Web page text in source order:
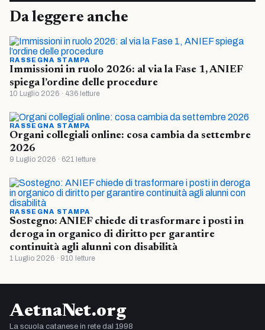
Da leggere anche
RASSEGNA STAMPA
Immissioni in ruolo 2026: al via la Fase 1, ANIEF
spiega l’ordine delle procedure
10 Luglio 2026 · 436 letture
RASSEGNA STAMPA
Organi collegiali online: cosa cambia da settembre
2026
9 Luglio 2026 · 621 letture
RASSEGNA STAMPA
Sostegno: ANIEF chiede di trasformare i posti in
deroga in organico di diritto per garantire
continuità agli alunni con disabilità
1 Luglio 2026 · 910 letture
AetnaNet.org
La scuola catanese in rete dal 1998